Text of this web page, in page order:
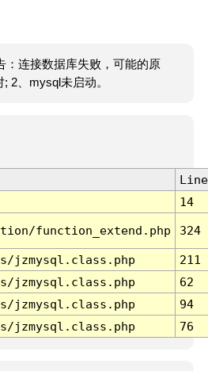
：连接数据库失败，可能的原
2、mysql未启动。
Line
14
function_extend.php 324
jzmysql.class.php
211
jzmysql.class.php
62
jzmysql.class.php
94
jzmysql.class.php 76